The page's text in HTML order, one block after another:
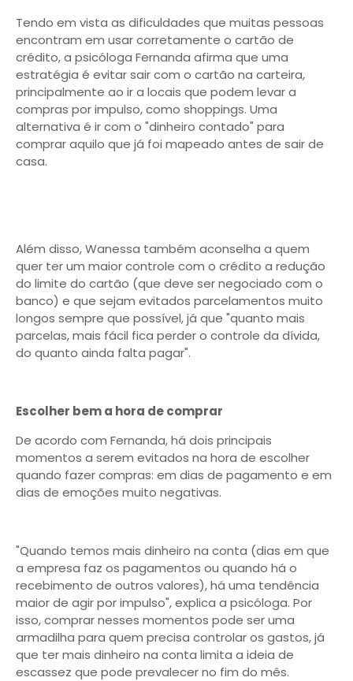
Tendo em vista as dificuldades que muitas pessoas
encontram em usar corretamente o cartão de
crédito, a psicóloga Fernanda afirma que uma
estratégia é evitar sair com o cartão na carteira,
principalmente ao ir a locais que podem levar a
compras por impulso, como shoppings. Uma
alternativa é ir com o "dinheiro contado" para
comprar aquilo que já foi mapeado antes de sair de
casa.
Além disso, Wanessa também aconselha a quem
quer ter um maior controle com o crédito a redução
do limite do cartão (que deve ser negociado com o
banco) e que sejam evitados parcelamentos muito
longos sempre que possível, já que "quanto mais
parcelas, mais fácil fica perder o controle da dívida,
do quanto ainda falta pagar".
Escolher bem a hora de comprar
De acordo com Fernanda, há dois principais
momentos a serem evitados na hora de escolher
quando fazer compras: em dias de pagamento e em
dias de emoções muito negativas.
"Quando temos mais dinheiro na conta (dias em que
a empresa faz os pagamentos ou quando há o
recebimento de outros valores), há uma tendência
maior de agir por impulso", explica a psicóloga. Por
isso, comprar nesses momentos pode ser uma
armadilha para quem precisa controlar os gastos, já
que ter mais dinheiro na conta limita a ideia de
escassez que pode prevalecer no fim do mês.